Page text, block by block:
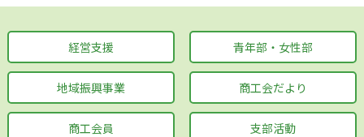
経営支援
地域振興事業
商工会員
青年部・女性部
商工会だより
支部活動